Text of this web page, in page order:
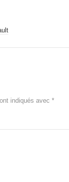
indiqués avec *